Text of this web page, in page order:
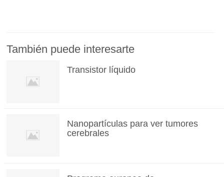
También puede interesarte
Transistor líquido
Nanopartículas para ver tumores
cerebrales